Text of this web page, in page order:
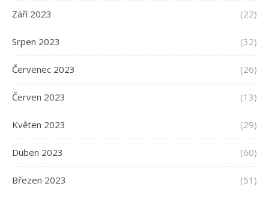
Září 2023 (22)
Srpen 2023 (32)
Červenec 2023 (26)
Červen 2023 (13)
Květen 2023 (29)
Duben 2023 (60)
Březen 2023 (51)